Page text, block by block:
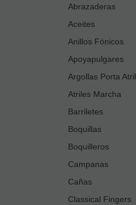
Abrazaderas
Aceites
Anillos Fónicos
Apoyapulgares
Argollas Porta Atril
Atriles Marcha
Barriletes
Boquillas
Boquilleros
Campanas
Cañas
Classical Fingers